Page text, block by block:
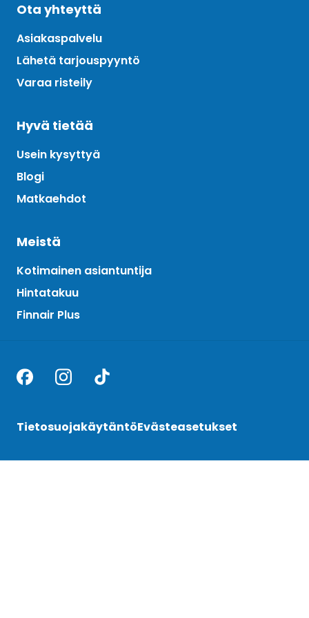
Ota yhteyttä
Asiakaspalvelu
Lähetä tarjouspyyntö
Varaa risteily
Hyvä tietää
Usein kysyttyä
Blogi
Matkaehdot
Meistä
Kotimainen asiantuntija
Hintatakuu
Finnair Plus
TietosuojakäytäntöEvästeasetukset